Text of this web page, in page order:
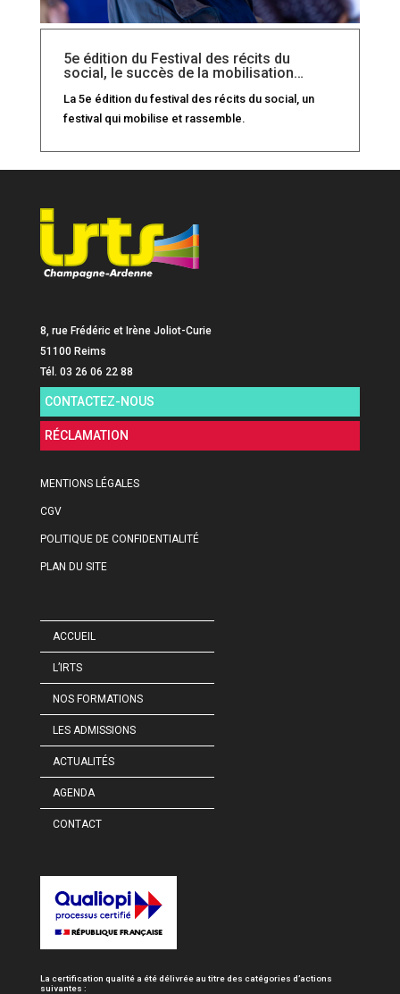
5e édition du Festival des récits du
social, le succès de la mobilisation…
La 5e édition du festival des récits du social, un
festival qui mobilise et rassemble.
8, rue Frédéric et Irène Joliot-Curie
51100 Reims
Tél. 03 26 06 22 88
CONTACTEZ-NOUS
RÉCLAMATION
MENTIONS LÉGALES
CGV
POLITIQUE DE CONFIDENTIALITÉ
PLAN DU SITE
ACCUEIL
L’IRTS
NOS FORMATIONS
LES ADMISSIONS
ACTUALITÉS
AGENDA
CONTACT
La certification qualité a été délivrée au titre des catégories d’actions
suivantes :